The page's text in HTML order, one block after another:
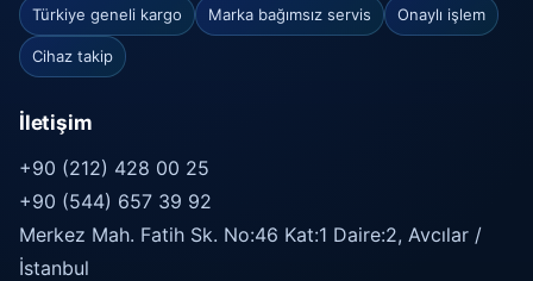
Türkiye geneli kargo Marka bağımsız servis Onaylı işlem
Cihaz takip
İletişim
+90 (212) 428 00 25
+90 (544) 657 39 92
Merkez Mah. Fatih Sk. No:46 Kat:1 Daire:2, Avcılar /
İstanbul